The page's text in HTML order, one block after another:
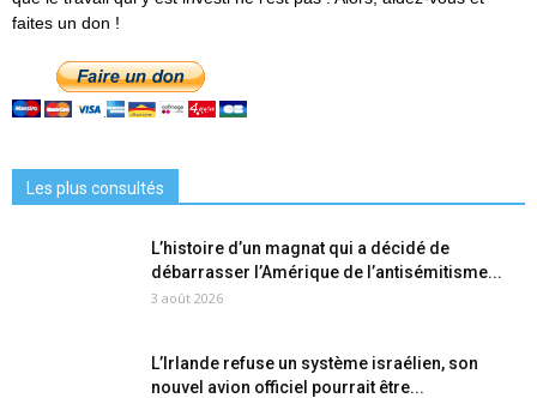
faites un don !
Les plus consultés
L’histoire d’un magnat qui a décidé de
débarrasser l’Amérique de l’antisémitisme...
3 août 2026
L’Irlande refuse un système israélien, son
nouvel avion officiel pourrait être...